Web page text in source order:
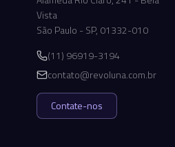
Vista
São Paulo - SP, 01332-010
(11) 96919-3194
contato@revoluna.com.br
Contate-nos